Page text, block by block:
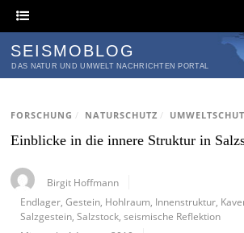
SEISMOBLOG
DAS NATUR UND UMWELT NACHRICHTEN PORTAL
FORSCHUNG / NATURSCHUTZ /
Einblicke in die innere Struktur in
Birgit Hoffmann
Endlager ,Gestein Hohlraum Innenstruktur
Salzgestein ,Salzstock ,seismische Reflektion